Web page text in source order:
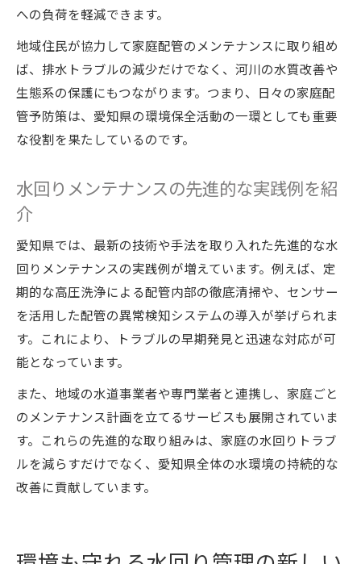
への負荷を軽減できます。
地域住民が協力して家庭配管のメンテナンスに取り組め
ば、排水トラブルの減少だけでなく、河川の水質改善や
生態系の保護にもつながります。つまり、日々の家庭配
管予防策は、愛知県の環境保全活動の一環としても重要
な役割を果たしているのです。
水回りメンテナンスの先進的な実践例を紹
介
愛知県では、最新の技術や手法を取り入れた先進的な水
回りメンテナンスの実践例が増えています。例えば、定
期的な高圧洗浄による配管内部の徹底清掃や、センサー
を活用した配管の異常検知システムの導入が挙げられま
す。これにより、トラブルの早期発見と迅速な対応が可
能となっています。
また、地域の水道事業者や専門業者と連携し、家庭ごと
のメンテナンス計画を立てるサービスも展開されていま
す。これらの先進的な取り組みは、家庭の水回りトラブ
ルを減らすだけでなく、愛知県全体の水環境の持続的な
改善に貢献しています。